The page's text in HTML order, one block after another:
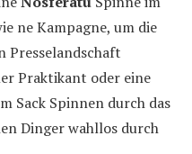
ne Kampagne, um die
Presselandschaft
Praktikant oder eine
Sack Spinnen durch das
Dinger wahllos durch